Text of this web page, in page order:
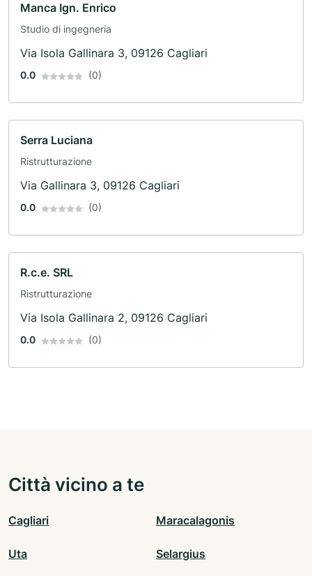
Manca Ign. Enrico
Studio di ingegneria
Via Isola Gallinara 3, 09126 Cagliari
0.0 (0)
Serra Luciana
Ristrutturazione
Via Gallinara 3, 09126 Cagliari
0.0 (0)
R.c.e. SRL
Ristrutturazione
Via Isola Gallinara 2, 09126 Cagliari
0.0 (0)
Città vicino a te
Cagliari Maracalagonis
Uta Selargius